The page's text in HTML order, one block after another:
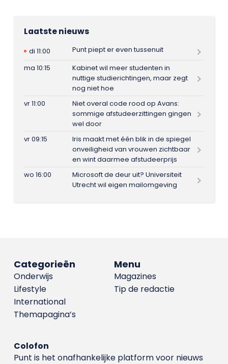
Laatste nieuws
di 11:00
Punt piept er even tussenuit
ma 10:15
Kabinet wil meer studenten in
nuttige studierichtingen, maar zegt
nog niet hoe
vr 11:00
Niet overal code rood op Avans:
sommige afstudeerzittingen gingen
wel door
vr 09:15
Iris maakt met één blik in de spiegel
onveiligheid van vrouwen zichtbaar
en wint daarmee afstudeerprijs
wo 16:00
Microsoft de deur uit? Universiteit
Utrecht wil eigen mailomgeving
Menu
Magazines
Tip de redactie
Categorieën
Onderwijs
Lifestyle
International
Themapagina’s
Colofon
Punt is het onafhankelijke platform voor nieuws